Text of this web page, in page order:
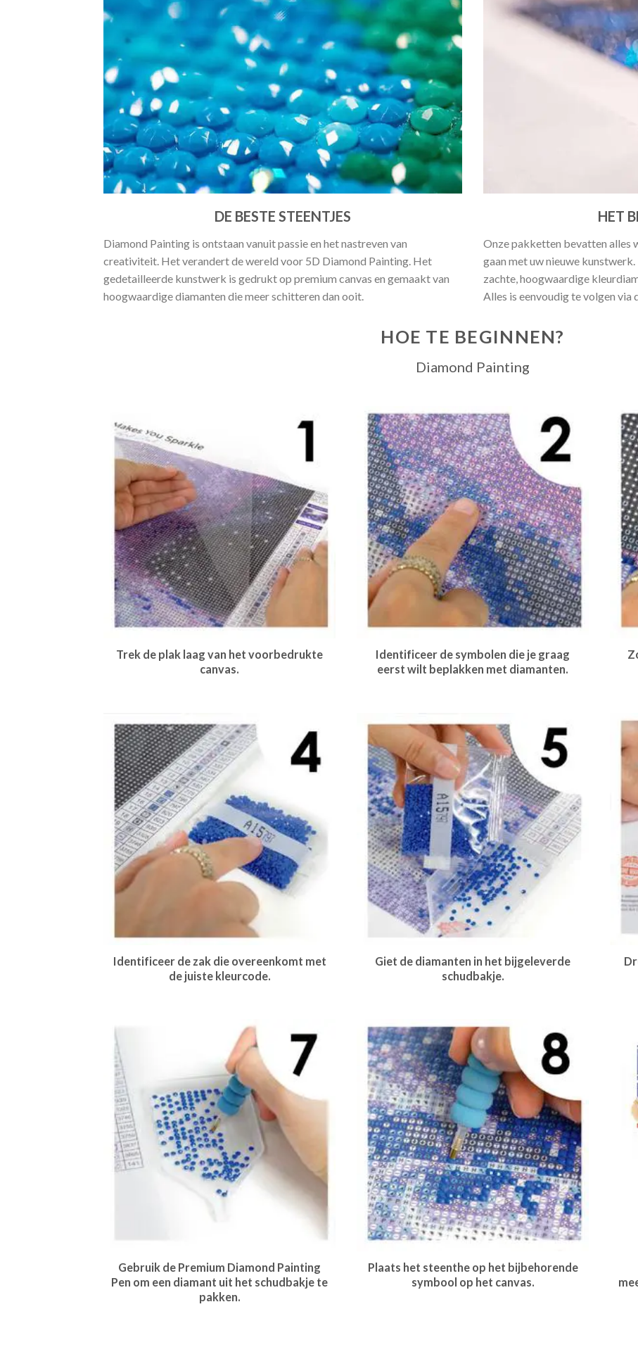
DE BESTE STEENTJES
Diamond Painting is ontstaan vanuit passie en het nastreven van
creativiteit. Het verandert de wereld voor 5D Diamond Painting. Het
gedetailleerde kunstwerk is gedrukt op premium canvas en gemaakt van
hoogwaardige diamanten die meer schitteren dan ooit.
HET
Onze pakketten bevatten alles
gaan met uw nieuwe
zachte, hoogwaardige
Alles is eenvoudig te volgen via
HOE TE BEGINNEN?
Diamond Painting
Trek de plak laag van het voorbedrukte
canvas.
Identificeer de symbolen die je graag
eerst wilt beplakken met diamanten.
Identificeer de zak die overeenkomt met
de juiste kleurcode.
Giet de diamanten in het bijgeleverde
schudbakje.
Gebruik de Premium Diamond Painting
Pen om een diamant uit het schudbakje te
pakken.
Plaats het steenthe op het bijbehorende
symbool op het canvas.